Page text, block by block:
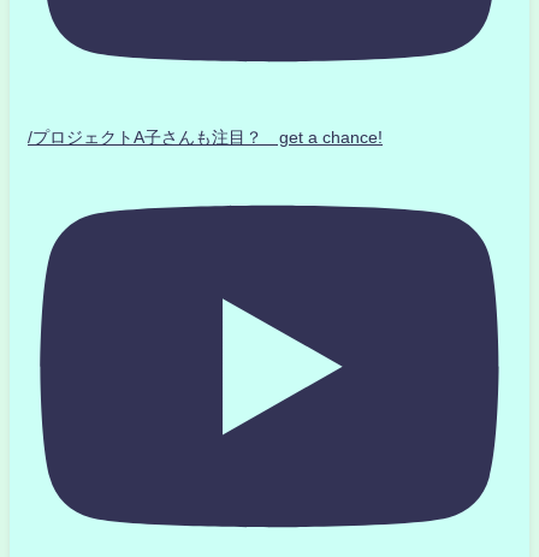
/プロジェクトA子さんも注目？ get a chance!